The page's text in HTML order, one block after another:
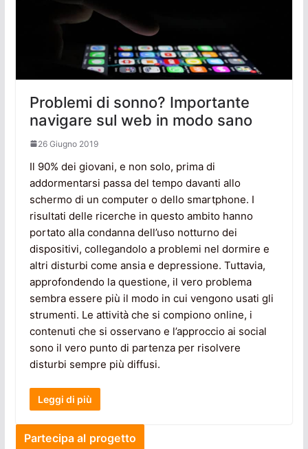
Problemi di sonno? Importante
navigare sul web in modo sano
26 Giugno 2019
Il 90% dei giovani, e non solo, prima di
addormentarsi passa del tempo davanti allo
schermo di un computer o dello smartphone. I
risultati delle ricerche in questo ambito hanno
portato alla condanna dell’uso notturno dei
dispositivi, collegandolo a problemi nel dormire e
altri disturbi come ansia e depressione. Tuttavia,
approfondendo la questione, il vero problema
sembra essere più il modo in cui vengono usati gli
strumenti. Le attività che si compiono online, i
contenuti che si osservano e l’approccio ai social
sono il vero punto di partenza per risolvere
disturbi sempre più diffusi.
Leggi di più
Partecipa al progetto